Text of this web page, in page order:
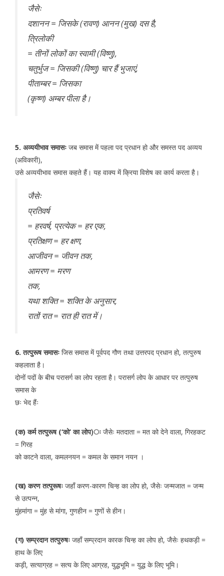
जैसेः
दशानन = जिसके (रावण) आनन (मुख) दस है,
त्रिलोकी
= तीनों लोकों का स्वामी (विष्णु),
चतुर्भुज = जिसकी (विष्णु) चार हैं भुजाएं,
पीताम्बर = जिसका
(कृष्ण) अम्बर पीला है।
5. अव्ययीभाव समासः जब समास में पहला पद प्रधान हो और समस्त पद अव्यय
(अविकारी),
उसे अव्ययीभाव समास कहते हैं। यह वाक्य में क्रिया विशेष का कार्य करता है।
जैसेः
प्रतिवर्ष
= हरवर्ष, प्रत्येक = हर एक,
प्रतिक्षण = हर क्षण,
आजीवन = जीवन तक,
आमरण = मरण
तक,
यथा शक्ति = शक्ति के अनुसार,
रातों रात = रात ही रात में।
6. तत्पुरूष समासः जिस समास में पूर्वपद गौण तथा उत्तरपद प्रधान हो, तत्पुरुष
कहलाता है।
दोनों पदों के बीच परासर्ग का लोप रहता है। परासर्ग लोप के आधार पर तत्पुरुष
समास के
छः भेद हैंः
(क) कर्म तत्पुरूष (‘को’ का लोप)ः जैसेः मतदाता = मत को देने वाला, गिरहकट
= गिरह
को काटने वाला, कमलनयन = कमल के समान नयन ।
(ख) करण तत्पुरूषः जहाँ करण-कारण चिन्ह का लोप हो, जैसेः जन्मजात = जन्म
से उत्पन्न,
मुंहमांगा = मुंह से मांगा, गुणहीन = गुणों से हीन।
(ग) सम्प्रदान तत्पुरुषः जहाँ सम्प्रदान कारक चिन्ह का लोप हो, जैसेः हथकड़ी =
हाथ के लिए
कड़ी, सत्याग्रह = सत्य के लिए आग्रह, युद्धभूमि = युद्ध के लिए भूमि।